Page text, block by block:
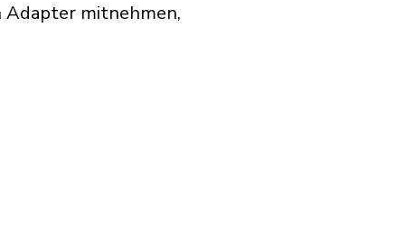
Adapter mitnehmen,